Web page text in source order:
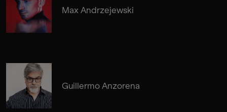
Max Andrzejewski
Guillermo Anzorena